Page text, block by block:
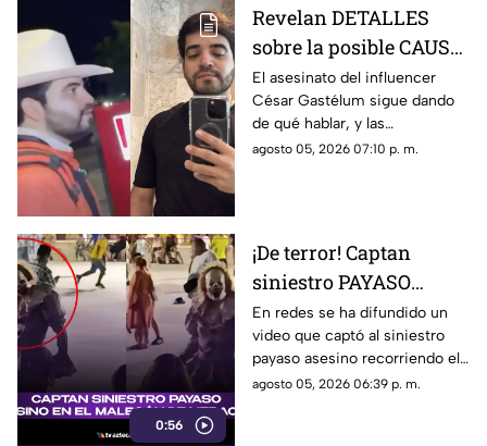
Revelan DETALLES
sobre la posible CAUSA
del ASESINATO de
César Gastélum
El asesinato del influencer
César Gastélum sigue dando
de qué hablar, y las
autoridades de seguridad ya
agosto 05, 2026 07:10 p. m.
0:56
¡De terror! Captan
siniestro PAYASO
ASESINO en el
MALECÓN de Veracruz
(+VIDEO)
En redes se ha difundido un
video que captó al siniestro
payaso asesino recorriendo el
malecón de la ciudad de
agosto 05, 2026 06:39 p. m.